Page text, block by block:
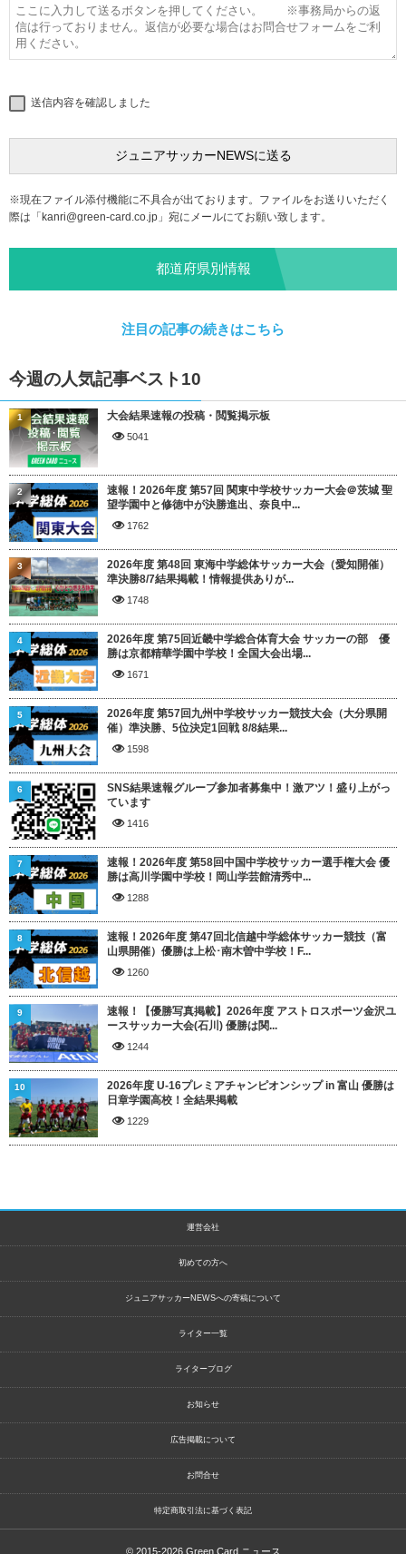
送信内容を確認しました
※現在ファイル添付機能に不具合が出ております。ファイルをお送りいただく
際は「 kanri@green-card.co.jp 」宛にメールにてお願い致します。
都道府県別情報
注目の記事の続きはこちら
今週の人気記事ベスト10
大会結果速報の投稿・閲覧掲示板
5041
1
速報！2026年度 第57回 関東中学校サッカー大会＠茨城 聖
望学園中と修徳中が決勝進出、奈良中...
1762
2
2026年度 第48回 東海中学総体サッカー大会（愛知開催）
準決勝8/7結果掲載！情報提供ありが...
1748
3
2026年度 第75回近畿中学総合体育大会 サッカーの部 優
勝は京都精華学園中学校！全国大会出場...
1671
4
2026年度 第57回九州中学校サッカー競技大会（大分県開
催）準決勝、5位決定1回戦 8/8結果...
1598
5
SNS結果速報グループ参加者募集中！激アツ！盛り上がっ
ています
1416
6
速報！2026年度 第58回中国中学校サッカー選手権大会 優
勝は高川学園中学校！岡山学芸館清秀中...
1288
7
速報！2026年度 第47回北信越中学総体サッカー競技（富
山県開催）優勝は上松･南木曽中学校！F...
1260
8
速報！【優勝写真掲載】2026年度 アストロスポーツ金沢ユ
ースサッカー大会(石川) 優勝は関...
1244
9
2026年度 U-16プレミアチャンピオンシップ in 富山 優勝は
日章学園高校！全結果掲載
1229
10
運営会社
初めての方へ
ジュニアサッカーNEWSへの寄稿について
ライター一覧
ライターブログ
お知らせ
広告掲載について
お問合せ
特定商取引法に基づく表記
© 2015-2026 Green Card ニュース